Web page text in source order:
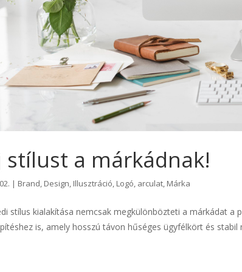
stílust a márkádnak!
| Brand, Design, Illusztráció, Logó, arculat, Márka
stílus kialakítása nemcsak megkülönbözteti a márkádat a
is, amely hosszú távon hűséges ügyfélkört és stabil